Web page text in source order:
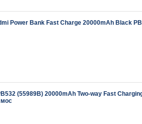
Power Bank Fast Charge 20000mAh Black
(55989B) 20000mAh Two-way Fast